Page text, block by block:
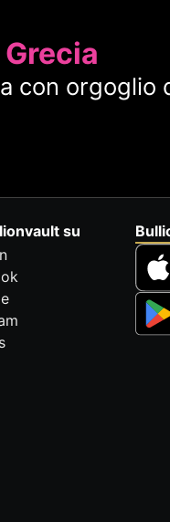
con orgoglio
su